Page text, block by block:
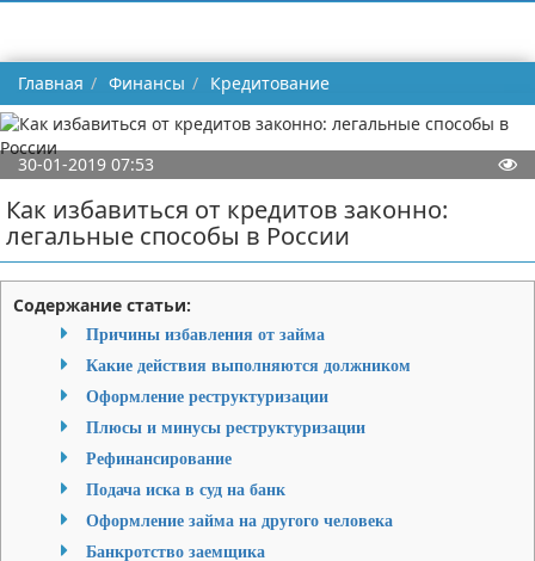
Главная Финансы Кредитование
30-01-2019 07:53
Как избавиться от кредитов законно:
легальные способы в России
Содержание статьи:
Причины избавления от займа
Какие действия выполняются должником
Оформление реструктуризации
Плюсы и минусы реструктуризации
Рефинансирование
Подача иска в суд на банк
Оформление займа на другого человека
Банкротство заемщика